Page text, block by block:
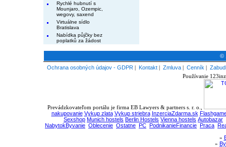
Rychlé hubnutí s
Mounjaro, Ozempic,
wegovy, saxend
Virtuálne sídlo
Bratislava
Nabídka půjčky bez
poplatků za žádost
©
Ochrana osobných údajov - GDPR | Kontakt | Zmluva | Cenník |
Používanie
Prevádzkovateľom portálu je firma EB Lawyers & partners s. r. o.,
nakupovanie Vykup zlata Vykup striebra InzerciaZdarma.sk
Sexshop Munich hostels Berlin Hostels Vienna hostels Autobazar
NabytokByvanie Oblecenie Ostatne PC PodnikanieFinancie Praca
»
»